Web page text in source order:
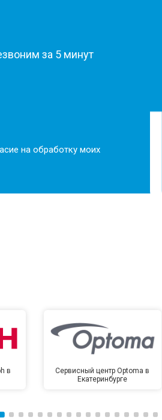
за 5 минут
на обработку моих
в
Сервисный центр Optoma в
Екатеринбурге